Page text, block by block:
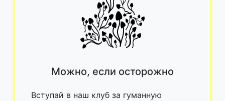
Можно, если осторожно
Вступай в наш клуб за гуманную